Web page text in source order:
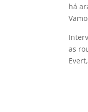
há
as